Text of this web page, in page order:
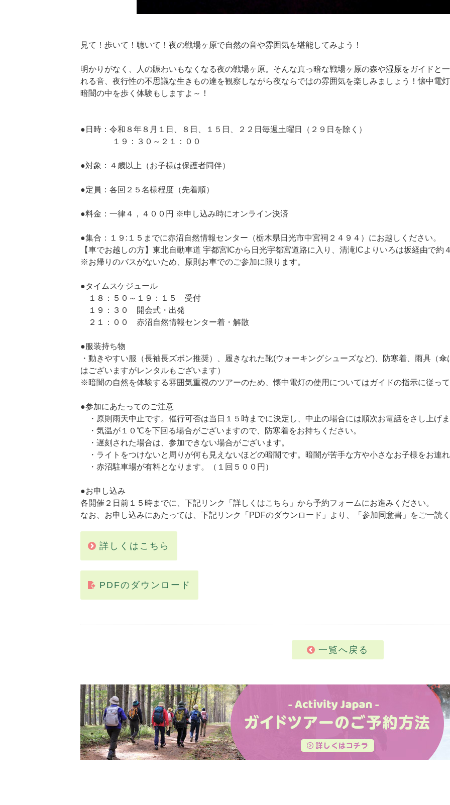
見て！歩いて！聴いて！夜の戦場ヶ原で自然の音や雰囲気を堪能してみよう！
明かりがなく、人の賑わいもなくなる夜の戦場ヶ原。そんな真っ暗な戦場ヶ原の森や湿原をガイドと
れる音、夜行性の不思議な生きもの達を観察しながら夜ならではの雰囲気を楽しみましょう！懐中電
暗闇の中を歩く体験もしますよ～！
●日時：令和８年８月１日、８日、１５日、２２日毎週土曜日（２９日を除く）
１９：３０～２１：００
●対象：４歳以上（お子様は保護者同伴）
●定員：各回２５名様程度（先着順）
●料金：一律４，４００円 ※申し込み時にオンライン決済
●集合：１９:１５までに赤沼自然情報センター（栃木県日光市中宮祠２４９４）にお越しください。
【車でお越しの方】東北自動車道 宇都宮ICから日光宇都宮道路に入り、清滝ICよりいろは坂経由で約
※お帰りのバスがないため、原則お車でのご参加に限ります。
●タイムスケジュール
１８：５０～１９：１５ 受付
１９：３０ 開会式・出発
２１：００ 赤沼自然情報センター着・解散
●服装持ち物
・動きやすい服（長袖長ズボン推奨）、履きなれた靴(ウォーキングシューズなど)、防寒着、雨具（
はございますがレンタルもございます）
※暗闇の自然を体験する雰囲気重視のツアーのため、懐中電灯の使用についてはガイドの指示に従っ
●参加にあたってのご注意
・原則雨天中止です。催行可否は当日１５時までに決定し、中止の場合には順次お電話をさし上げ
・気温が１０℃を下回る場合がございますので、防寒着をお持ちください。
・遅刻された場合は、参加できない場合がございます。
・ライトをつけないと周りが何も見えないほどの暗闇です。暗闇が苦手な方や小さなお子様をお連
・赤沼駐車場が有料となります。（１回５００円）
●お申し込み
各開催２日前１５時までに、下記リンク「詳しくはこちら」から予約フォームにお進みください。
なお、お申し込みにあたっては、下記リンク「PDFのダウンロード」より、「参加同意書」をご一読
詳しくはこちら
PDFのダウンロード
一覧へ戻る